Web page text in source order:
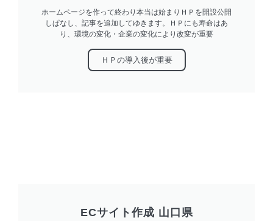
ホームページを作って終わり本当は始まりＨＰを開設公開
しぱなし、記事を追加してゆきます。ＨＰにも寿命はあ
り、環境の変化・企業の変化により改変が重要
ＨＰの導入後が重要
ECサイト作成 山口県